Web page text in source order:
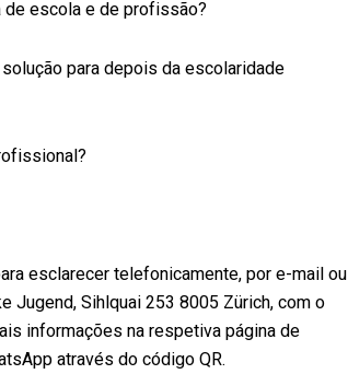
de escola e de profissão?
para depois da escolaridade
esclarecer telefonicamente, por e-mail ou
Jugend, Sihlquai 253 8005 Zürich, com o
informações na respetiva página de
através do código QR.